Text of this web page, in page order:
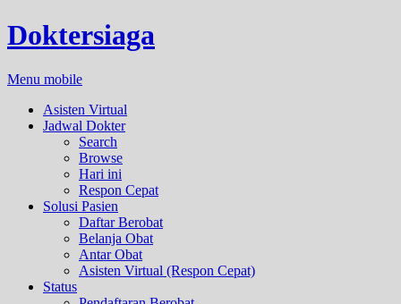
Doktersiaga
Menu mobile
Asisten Virtual
Jadwal Dokter
Search
Browse
Hari ini
Respon Cepat
Solusi Pasien
Daftar Berobat
Belanja Obat
Antar Obat
Asisten Virtual (Respon Cepat)
Status